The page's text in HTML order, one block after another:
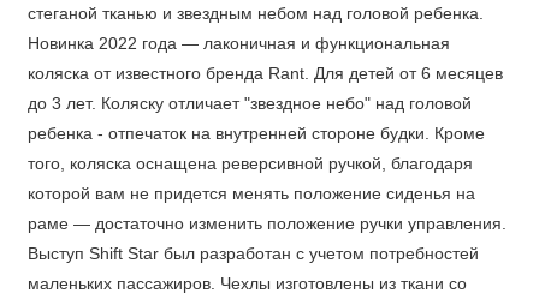
стеганой тканью и звездным небом над головой ребенка.
Новинка 2022 года — лаконичная и функциональная
коляска от известного бренда Rant. Для детей от 6 месяцев
до 3 лет. Коляску отличает "звездное небо" над головой
ребенка - отпечаток на внутренней стороне будки. Кроме
того, коляска оснащена реверсивной ручкой, благодаря
которой вам не придется менять положение сиденья на
раме — достаточно изменить положение ручки управления.
Выступ Shift Star был разработан с учетом потребностей
маленьких пассажиров. Чехлы изготовлены из ткани со